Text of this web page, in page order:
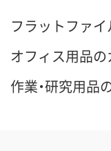
フラットファ
オフィス用品
作業・研究用品